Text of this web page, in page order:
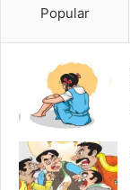
Popular